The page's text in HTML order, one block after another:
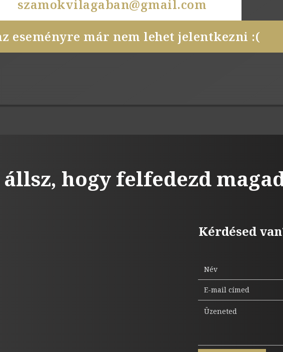
szamokvilagaban@gmail.com
eseményre már nem lehet jelentkezni :(
állsz, hogy felfedezd
Kérdésed